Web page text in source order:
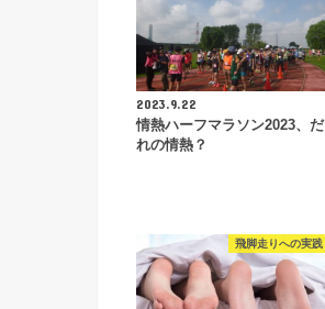
2023.9.22
情熱ハーフマラソン2023、だ
れの情熱？
飛脚走りへの実践